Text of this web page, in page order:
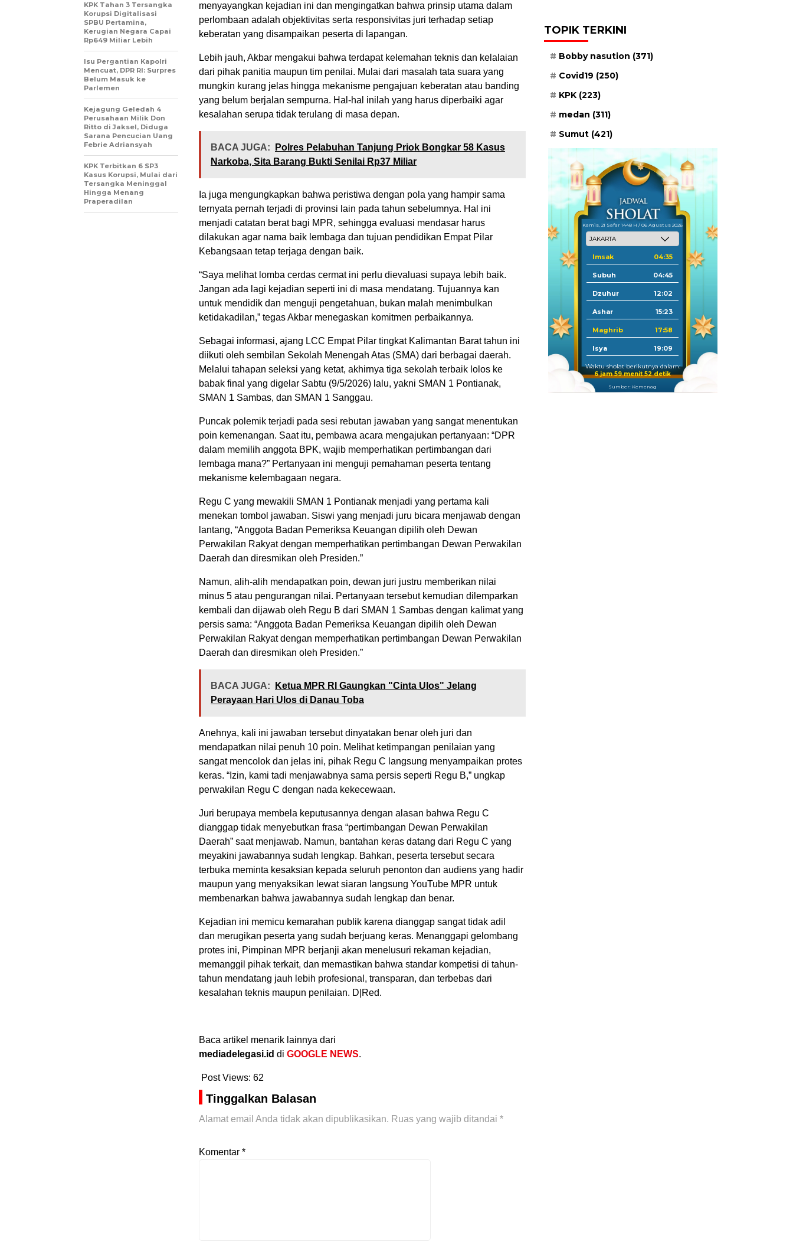
menyayangkan kejadian ini dan mengingatkan bahwa prinsip utama dalam
perlombaan adalah objektivitas serta responsivitas juri terhadap setiap
keberatan yang disampaikan peserta di lapangan.
Lebih jauh, Akbar mengakui bahwa terdapat kelemahan teknis dan kelalaian
dari pihak panitia maupun tim penilai. Mulai dari masalah tata suara yang
mungkin kurang jelas hingga mekanisme pengajuan keberatan atau banding
yang belum berjalan sempurna. Hal-hal inilah yang harus diperbaiki agar
kesalahan serupa tidak terulang di masa depan.
BACA JUGA:
Polres Pelabuhan Tanjung Priok Bongkar 58 Kasus
Narkoba, Sita Barang Bukti Senilai Rp37 Miliar
Ia juga mengungkapkan bahwa peristiwa dengan pola yang hampir sama
ternyata pernah terjadi di provinsi lain pada tahun sebelumnya. Hal ini
menjadi catatan berat bagi MPR, sehingga evaluasi mendasar harus
dilakukan agar nama baik lembaga dan tujuan pendidikan Empat Pilar
Kebangsaan tetap terjaga dengan baik.
“Saya melihat lomba cerdas cermat ini perlu dievaluasi supaya lebih baik.
Jangan ada lagi kejadian seperti ini di masa mendatang. Tujuannya kan
untuk mendidik dan menguji pengetahuan, bukan malah menimbulkan
ketidakadilan,” tegas Akbar menegaskan komitmen perbaikannya.
Sebagai informasi, ajang LCC Empat Pilar tingkat Kalimantan Barat tahun ini
diikuti oleh sembilan Sekolah Menengah Atas (SMA) dari berbagai daerah.
Melalui tahapan seleksi yang ketat, akhirnya tiga sekolah terbaik lolos ke
babak final yang digelar Sabtu (9/5/2026) lalu, yakni SMAN 1 Pontianak,
SMAN 1 Sambas, dan SMAN 1 Sanggau.
Puncak polemik terjadi pada sesi rebutan jawaban yang sangat menentukan
poin kemenangan. Saat itu, pembawa acara mengajukan pertanyaan: “DPR
dalam memilih anggota BPK, wajib memperhatikan pertimbangan dari
lembaga mana?” Pertanyaan ini menguji pemahaman peserta tentang
mekanisme kelembagaan negara.
Regu C yang mewakili SMAN 1 Pontianak menjadi yang pertama kali
menekan tombol jawaban. Siswi yang menjadi juru bicara menjawab dengan
lantang, “Anggota Badan Pemeriksa Keuangan dipilih oleh Dewan
Perwakilan Rakyat dengan memperhatikan pertimbangan Dewan Perwakilan
Daerah dan diresmikan oleh Presiden.”
Namun, alih-alih mendapatkan poin, dewan juri justru memberikan nilai
minus 5 atau pengurangan nilai. Pertanyaan tersebut kemudian dilemparkan
kembali dan dijawab oleh Regu B dari SMAN 1 Sambas dengan kalimat yang
persis sama: “Anggota Badan Pemeriksa Keuangan dipilih oleh Dewan
Perwakilan Rakyat dengan memperhatikan pertimbangan Dewan Perwakilan
Daerah dan diresmikan oleh Presiden.”
BACA JUGA:
Ketua MPR RI Gaungkan "Cinta Ulos" Jelang
Perayaan Hari Ulos di Danau Toba
Anehnya, kali ini jawaban tersebut dinyatakan benar oleh juri dan
mendapatkan nilai penuh 10 poin. Melihat ketimpangan penilaian yang
sangat mencolok dan jelas ini, pihak Regu C langsung menyampaikan protes
keras. “Izin, kami tadi menjawabnya sama persis seperti Regu B,” ungkap
perwakilan Regu C dengan nada kekecewaan.
Juri berupaya membela keputusannya dengan alasan bahwa Regu C
dianggap tidak menyebutkan frasa “pertimbangan Dewan Perwakilan
Daerah” saat menjawab. Namun, bantahan keras datang dari Regu C yang
meyakini jawabannya sudah lengkap. Bahkan, peserta tersebut secara
terbuka meminta kesaksian kepada seluruh penonton dan audiens yang hadir
maupun yang menyaksikan lewat siaran langsung YouTube MPR untuk
membenarkan bahwa jawabannya sudah lengkap dan benar.
Kejadian ini memicu kemarahan publik karena dianggap sangat tidak adil
dan merugikan peserta yang sudah berjuang keras. Menanggapi gelombang
protes ini, Pimpinan MPR berjanji akan menelusuri rekaman kejadian,
memanggil pihak terkait, dan memastikan bahwa standar kompetisi di tahun-
tahun mendatang jauh lebih profesional, transparan, dan terbebas dari
kesalahan teknis maupun penilaian. D|Red.
Baca artikel menarik lainnya dari
mediadelegasi.id di GOOGLE NEWS.
Post Views: 62
Tinggalkan Balasan
Alamat email Anda tidak akan dipublikasikan. Ruas yang wajib ditandai *
Komentar *
KPK Tahan 3 Tersangka
Korupsi Digitalisasi
SPBU Pertamina,
Kerugian Negara Capai
Rp649 Miliar Lebih
Isu Pergantian Kapolri
Mencuat, DPR RI: Surpres
Belum Masuk ke
Parlemen
Kejagung Geledah 4
Perusahaan Milik Don
Ritto di Jaksel, Diduga
Sarana Pencucian Uang
Febrie Adriansyah
KPK Terbitkan 6 SP3
Kasus Korupsi, Mulai dari
Tersangka Meninggal
Hingga Menang
Praperadilan
TOPIK TERKINI
Bobby nasution (371)
Covid19 (250)
KPK (223)
medan (311)
Sumut (421)
Kamis, 21 Safar 1448 H / 06 Agustus 2026
Imsak 04:35
Subuh 04:45
Dzuhur 12:02
Ashar 15:23
Maghrib 17:58
Isya 19:09
Waktu sholat berikutnya dalam:
6 jam 59 menit 51 detik
Sumber: Kemenag